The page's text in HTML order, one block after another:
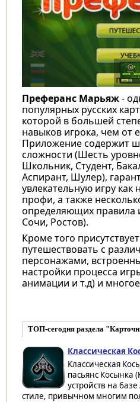
Преферанс Марьяж-
популярных русских
которой в большей
навыков игрока, чем от
Приложение содержит
сложности (Шесть
Школьник, Студент,
Аспирант, Шулер),
увлекательную игру как
профи, а также
определяющих правила
Сочи, Ростов).
Кроме того
путешествовать с
персонажами,
настройки процесса
анимации и т.д) и
ТОП-сегодня раздела
Классическая
Классическая
пасьянс Косынка
устройств на
стиле, привычном многим